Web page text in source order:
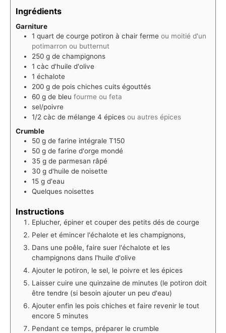
Ingrédients
Garniture
1 quart de courge potiron à chair ferme ou moitié d'un
potimarron ou butternut
250 g de champignons
1 càc d'huile d'olive
1 échalote
200 g de pois chiches cuits égouttés
60 g de bleu fourme ou feta
sel/poivre
1/2 càc de mélange 4 épices ou autres épices
Crumble
50 g de farine intégrale T150
50 g de farine d'orge mondé
35 g de parmesan râpé
30 g d'huile de noisette
15 g d'eau
Quelques noisettes
Instructions
Eplucher, épiner et couper des petits dés de courge
Peler et émincer l'échalote et les champignons,
Dans une poêle, faire suer l'échalote et les
champignons dans l'huile d'olive
Ajouter le potiron, le sel, le poivre et les épices
Laisser cuire une quinzaine de minutes (le potiron doit
être tendre (si besoin ajouter un peu d'eau)
Ajouter enfin les pois chiches et faire revenir le tout
encore 5 minutes
Pendant ce temps, préparer le crumble